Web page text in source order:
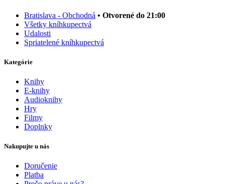
Bratislava - Obchodná • Otvorené do 21:00
Všetky kníhkupectvá
Udalosti
Spriatelené kníhkupectvá
Kategórie
Knihy
E-knihy
Audioknihy
Hry
Filmy
Doplnky
Nakupujte u nás
Doručenie
Platba